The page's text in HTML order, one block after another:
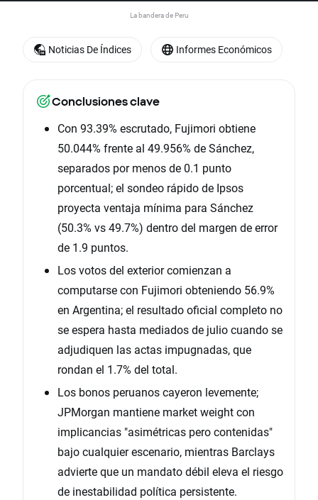
La bandera de Peru
Conclusiones clave
Con 93.39% escrutado, Fujimori obtiene
50.044% frente al 49.956% de Sánchez,
separados por menos de 0.1 punto
porcentual; el sondeo rápido de Ipsos
proyecta ventaja mínima para Sánchez
(50.3% vs 49.7%) dentro del margen de error
de 1.9 puntos.
Los votos del exterior comienzan a
computarse con Fujimori obteniendo 56.9%
en Argentina; el resultado oficial completo no
se espera hasta mediados de julio cuando se
adjudiquen las actas impugnadas, que
rondan el 1.7% del total.
Los bonos peruanos cayeron levemente;
JPMorgan mantiene market weight con
implicancias "asimétricas pero contenidas"
bajo cualquier escenario, mientras Barclays
advierte que un mandato débil eleva el riesgo
de inestabilidad política persistente.
Noticias De Índices Informes Económicos